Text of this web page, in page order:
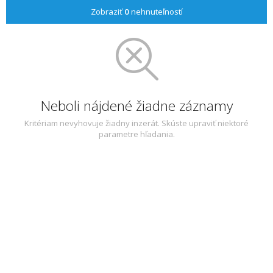
Zobraziť0nehnuteľností
Neboli nájdené žiadne záznamy
Kritériam nevyhovuje žiadny inzerát. Skúste upraviť niektoré
parametre hľadania.